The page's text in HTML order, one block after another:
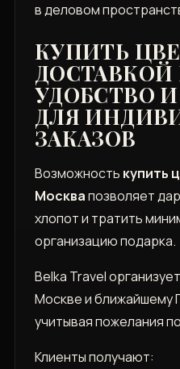
в деловом
КУПИТЬ
УДОБСТВО
ДЛЯ
ЗАКАЗОВ
Возможность купить
Москвапозволяет
хлопот и тратить
организацию подарка.
Belka Travel
Москве и ближайшему
учитывая пожелания
Клиенты получают: